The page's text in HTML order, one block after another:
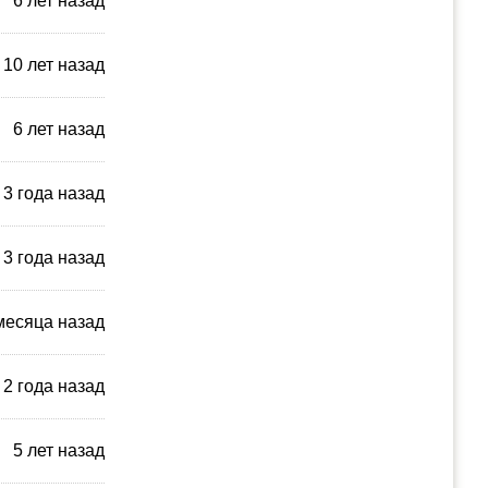
10 лет назад
6 лет назад
3 года назад
3 года назад
назад
2 года назад
5 лет назад